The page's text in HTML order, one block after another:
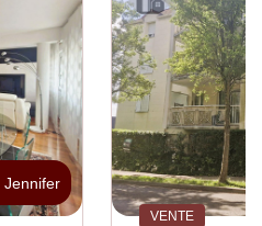
Jennifer
VENTE